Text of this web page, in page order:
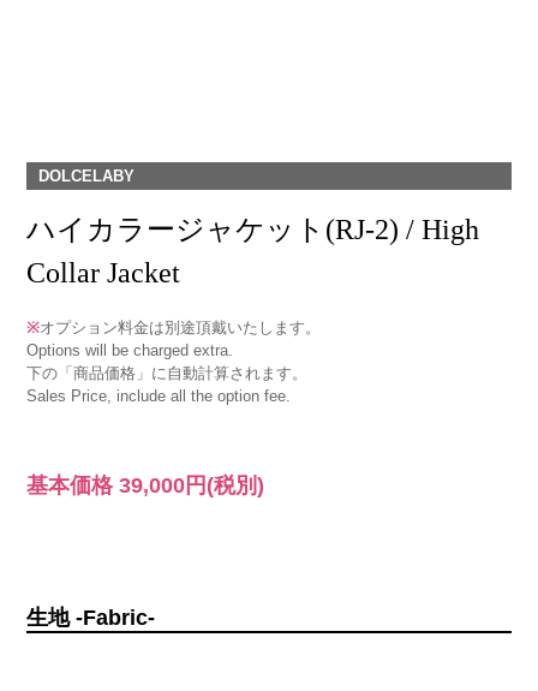
DOLCELABY
ハイカラージャケット(RJ-2) / High
Collar Jacket
※オプション料金は別途頂戴いたします。
Options will be charged extra.
下の「商品価格」に自動計算されます。
Sales Price, include all the option fee.
基本価格39,000円 (税別)
生地 -Fabric-